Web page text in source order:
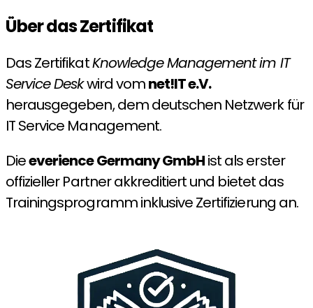
Über das Zertifikat
Das ZertifikatKnowledge Management im IT
Service Deskwird vomnet!IT e.V.
herausgegeben, dem deutschen Netzwerk für
IT Service Management.
Dieeverience Germany GmbHist als erster
offizieller Partner akkreditiert und bietet das
Trainingsprogramm inklusive Zertifizierung an.